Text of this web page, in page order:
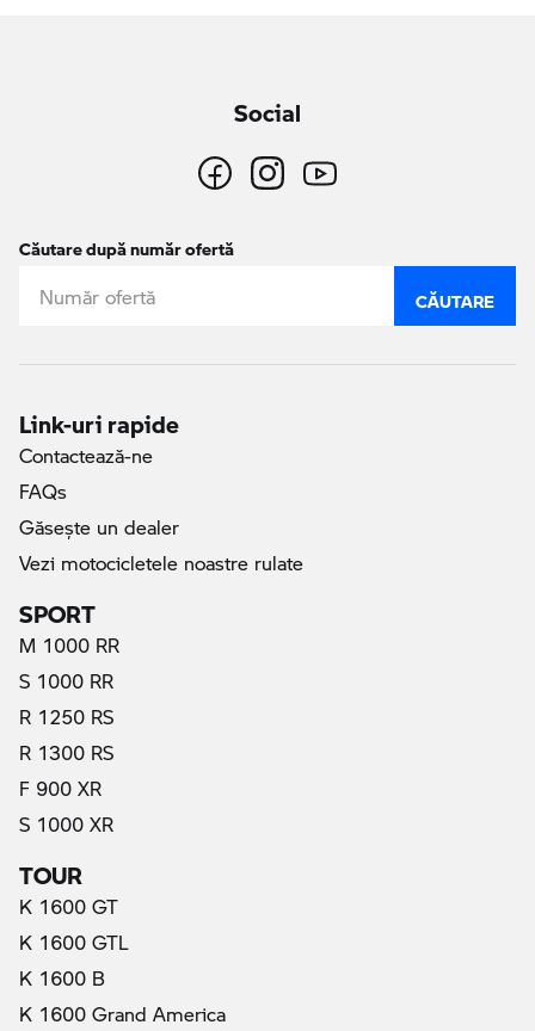
Social
Căutare după număr ofertă
CĂUTARE
Link-uri rapide
Contactează-ne
FAQs
Găseşte un dealer
Vezi motocicletele noastre rulate
SPORT
M 1000 RR
S 1000 RR
R 1250 RS
R 1300 RS
F 900 XR
S 1000 XR
TOUR
K 1600 GT
K 1600 GTL
K 1600 B
K 1600 Grand America